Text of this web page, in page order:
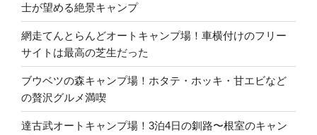
士が望める絶景キャンプ
網走てんとらんどオートキャンプ場！車横付けのフリー
サイトは最高の芝生だった
ブウベツの森キャンプ場！ホタテ・ホッキ・甘エビなど
の贅沢グルメ満喫
達古武オートキャンプ場！3泊4日の釧路〜根室のキャン